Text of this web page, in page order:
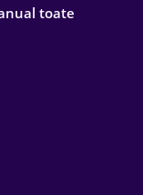
toate